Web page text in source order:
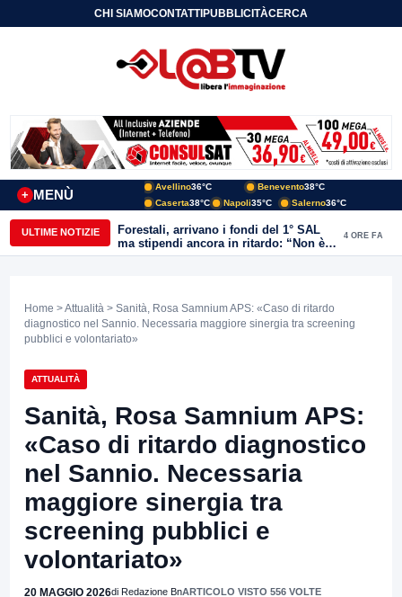
CHI SIAMOCONTATTIPUBBLICITÀCERCA
MENÙ
+
Avellino36°C Benevento38°C
Caserta38°C Napoli35°C Salerno36°C
ULTIME NOTIZIE
Forestali, arrivano i fondi del 1° SAL
ma stipendi ancora in ritardo: “Non è
più sostenibile”
4 ORE FA
Home >Attualità > Sanità, Rosa Samnium APS: «Caso di ritardo
diagnostico nel Sannio. Necessaria maggiore sinergia tra screening
pubblici e volontariato»
ATTUALITÀ
Sanità, Rosa Samnium APS:
«Caso di ritardo diagnostico
nel Sannio. Necessaria
maggiore sinergia tra
screening pubblici e
volontariato»
20 MAGGIO 2026di Redazione BnARTICOLO VISTO 556 VOLTE